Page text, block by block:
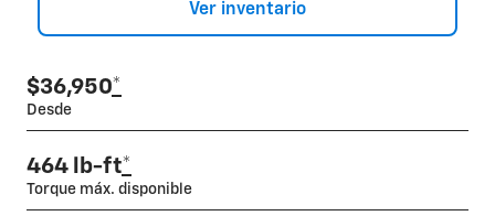
Ver inventario
$36,950*
Desde
464 lb-ft*
Torque máx. disponible